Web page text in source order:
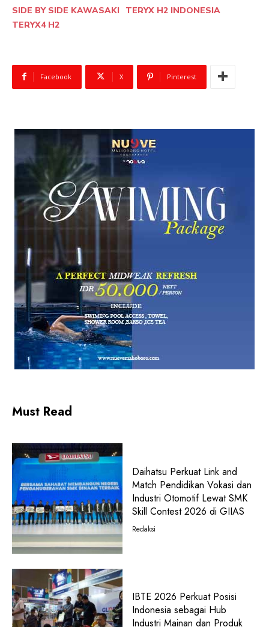
SIDE BY SIDE KAWASAKI
TERYX H2 INDONESIA
TERYX4 H2
Facebook X Pinterest
Must Read
Daihatsu Perkuat Link and
Match Pendidikan Vokasi dan
Industri Otomotif Lewat SMK
Skill Contest 2026 di GIIAS
Redaksi
IBTE 2026 Perkuat Posisi
Indonesia sebagai Hub
Industri Mainan dan Produk